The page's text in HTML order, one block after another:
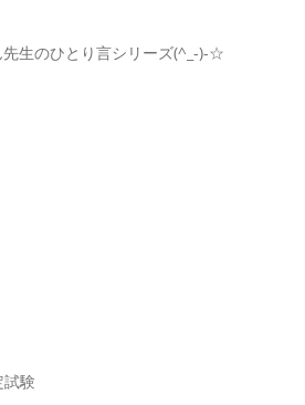
生のひとり言シリーズ(^_-)-☆
験